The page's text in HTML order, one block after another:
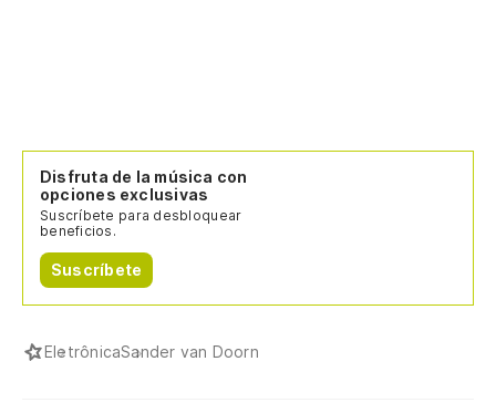
Disfruta de la música con
opciones exclusivas
Suscríbete para desbloquear
beneficios.
Suscríbete
EletrônicaSander van Doorn